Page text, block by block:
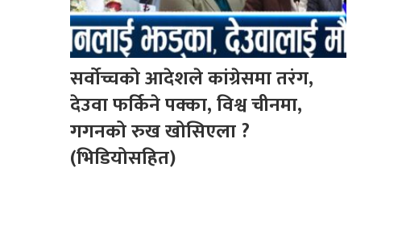
सर्वोच्चको आदेशले कांग्रेसमा तरंग,
देउवा फर्किने पक्का, विश्व चीनमा,
गगनको रुख खोसिएला ?
(भिडियोसहित)